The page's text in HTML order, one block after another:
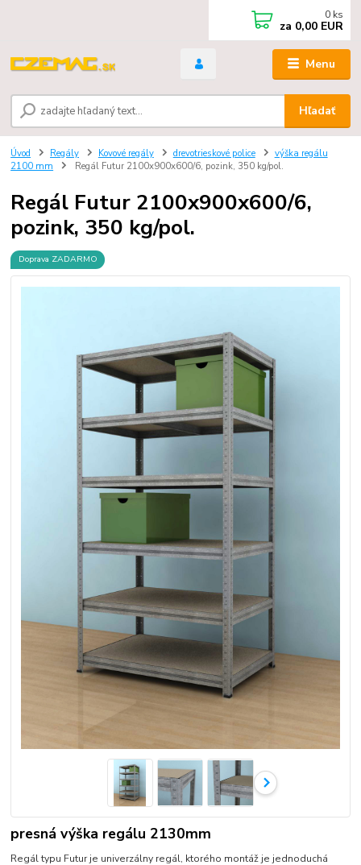
Menu
Hľadať
0 ks
za 0,00 EUR
Úvod Regály Kovové regály drevotrieskové police
výška regálu
2100 mm
Regál Futur 2100x900x600/6, pozink, 350 kg/pol.
Regál Futur 2100x900x600/6,
pozink, 350 kg/pol.
Doprava ZADARMO
presná výška regálu 2130mm
Regál typu Futur je univerzálny regál, ktorého montáž je jednoduchá